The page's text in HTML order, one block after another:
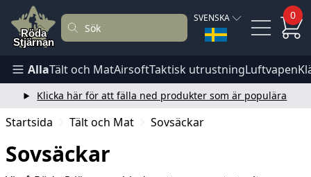
SVENSKA 0
AllaTält och MatAirsoftTaktisk utrustningLuftvapen
Klicka här för att fälla ned produkter som är populära
Startsida Tält och Mat Sovsäckar
Sovsäckar